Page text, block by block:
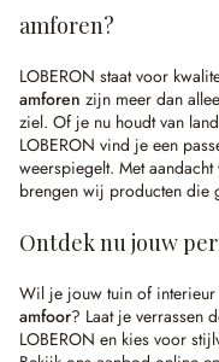
amforen?
LOBERON staat voor
amforen zijn meer dan
ziel. Of je nu houdt van
LOBERON vind je een
weerspiegelt. Met
brengen wij producten die
Ontdek nu jouw
Wil je jouw tuin of interieur
amfoor? Laat je verrassen
LOBERON en kies voor